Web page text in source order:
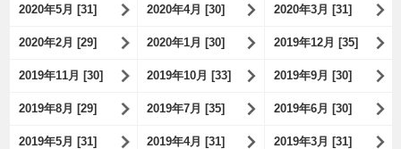
2020年5月 [31] 2020年4月 [30] 2020年3月 [31]
2020年2月 [29] 2020年1月 [30] 2019年12月 [35]
2019年11月 [30] 2019年10月 [33] 2019年9月 [30]
2019年8月 [29] 2019年7月 [35] 2019年6月 [30]
2019年5月 [31] 2019年4月 [31] 2019年3月 [31]